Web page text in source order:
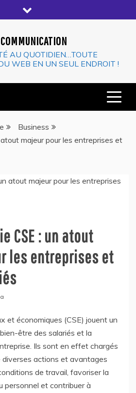
AU QUOTIDIEN…TOUTE
WEB EN UN SEUL ENDROIT !
Business
majeur pour les entreprises et
CSE : un atout
les entreprises et
et économiques (CSE) jouent un
être des salariés et la
Ils sont en effet chargés
actions et avantages
de travail, favoriser la
personnel et contribuer à